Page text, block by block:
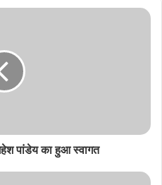
s
e
पांडेय का हुआ स्वागत